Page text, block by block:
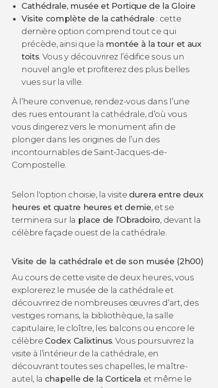
Cathédrale, musée et Portique de la Gloire
Visite complète de la cathédrale : cette
dernière option comprend tout ce qui
précède, ainsi que la montée à la tour et aux
toits. Vous y découvrirez l’édifice sous un
nouvel angle et profiterez des plus belles
vues sur la ville.
À l’heure convenue, rendez-vous dans l’une
des rues entourant la cathédrale, d’où vous
vous dirigerez vers le monument afin de
plonger dans les origines de l’un des
incontournables de Saint-Jacques-de-
Compostelle.
Selon l'option choisie, la visite durera entre deux
heures et quatre heures et demie, et se
terminera sur la place de l’Obradoiro, devant la
célèbre façade ouest de la cathédrale.
Visite de la cathédrale et de son musée (2h00)
Au cours de cette visite de deux heures, vous
explorerez le musée de la cathédrale et
découvrirez de nombreuses œuvres d’art, des
vestiges romans, la bibliothèque, la salle
capitulaire, le cloître, les balcons ou encore le
célèbre Codex Calixtinus. Vous poursuivrez la
visite à l’intérieur de la cathédrale, en
découvrant toutes ses chapelles, le maître-
autel, la chapelle de la Corticela et même le